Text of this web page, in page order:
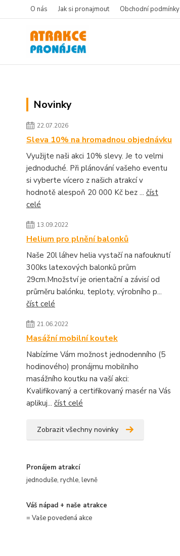
O nás Jak si pronajmout Obchodní podmínky
Novinky
22.07.2026
Sleva 10% na hromadnou objednávku
Využijte naši akci 10% slevy. Je to velmi
jednoduché. Při plánování vašeho eventu
si vyberte vícero z našich atrakcí v
hodnotě alespoň 20 000 Kč bez ... číst
celé
13.09.2022
Helium pro plnění balonků
Naše 20l láhev helia vystačí na nafouknutí
300ks latexových balonků prům
29cm.Množství je orientační a závisí od
průměru balónku, teploty, výrobního p...
číst celé
21.06.2022
Masážní mobilní koutek
Nabízíme Vám možnost jednodenního (5
hodinového) pronájmu mobilního
masážního koutku na vaší akci:
Kvalifikovaný a certifikovaný masér na Vás
aplikuj... číst celé
Zobrazit všechny novinky
Pronájem atrakcí
jednoduše, rychle, levně
Váš nápad + naše atrakce
= Vaše povedená akce